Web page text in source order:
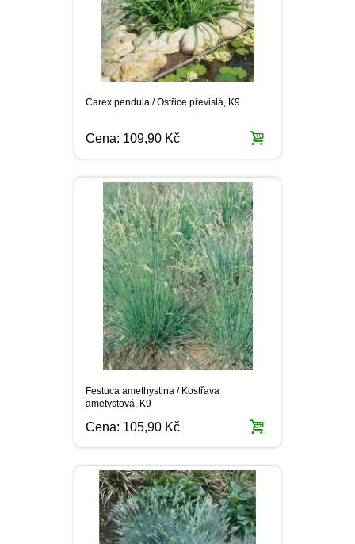
Carex pendula / Ostřice převislá, K9
Cena: 109,90 Kč
Festuca amethystina / Kostřava
ametystová, K9
Cena: 105,90 Kč